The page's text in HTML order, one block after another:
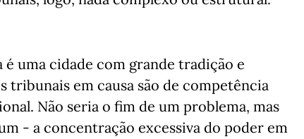
uma cidade com grande tradição e
em causa são de competência
Não seria o fim de um problema, mas
- a concentração excessiva do poder em